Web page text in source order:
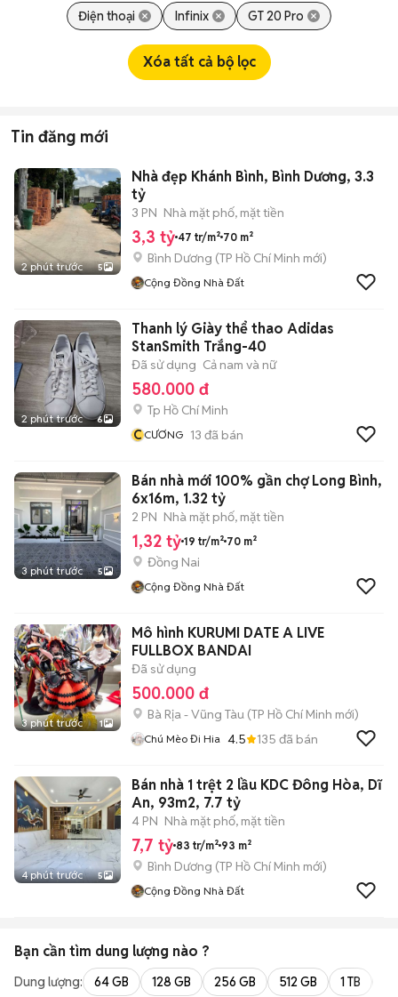
Điện thoại Infinix GT 20 Pro
Xóa tất cả bộ lọc
Tin đăng mới
2 phút trước 5
Nhà đẹp Khánh Bình, Bình Dương, 3.3
tỷ
3 PN Nhà mặt phố, mặt tiền
3,3 tỷ 47 tr/m² 70 m²
Bình Dương (TP Hồ Chí Minh mới)
Cộng Đồng Nhà Đất
2 phút trước 6
Thanh lý Giày thể thao Adidas
StanSmith Trắng-40
Đã sử dụng Cả nam và nữ
580.000 đ
Tp Hồ Chí Minh
CCƯƠNG 13 đã bán
3 phút trước 5
Bán nhà mới 100% gần chợ Long Bình,
6x16m, 1.32 tỷ
2 PN Nhà mặt phố, mặt tiền
1,32 tỷ 19 tr/m² 70 m²
Đồng Nai
Cộng Đồng Nhà Đất
3 phút trước 1
Mô hình KURUMI DATE A LIVE
FULLBOX BANDAI
Đã sử dụng
500.000 đ
Bà Rịa - Vũng Tàu (TP Hồ Chí Minh mới)
Chú Mèo Đi Hia 4.5 135 đã bán
4 phút trước 5
Bán nhà 1 trệt 2 lầu KDC Đông Hòa, Dĩ
An, 93m2, 7.7 tỷ
4 PN Nhà mặt phố, mặt tiền
7,7 tỷ 83 tr/m² 93 m²
Bình Dương (TP Hồ Chí Minh mới)
Cộng Đồng Nhà Đất
Bạn cần tìm dung lượng nào ?
Dung lượng: 64 GB 128 GB 256 GB 512 GB 1 TB